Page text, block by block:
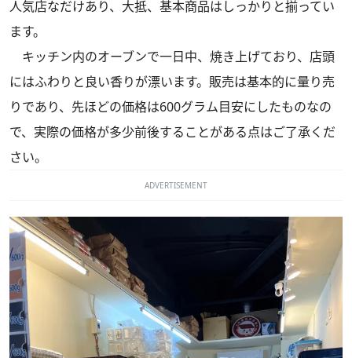
人気店なだけあり、大抵、基本商品はしっかりと揃ってい
ます。
キッチン内のオーブンで一日中、焼き上げており、店頭
にはふわりと良い香りが漂います。販売は基本的に量り売
りであり、先ほどの価格は600グラム目安にしたものなの
で、実際の価格が多少前後することがある点はご了承くだ
さい。
ADVERTISEMENT